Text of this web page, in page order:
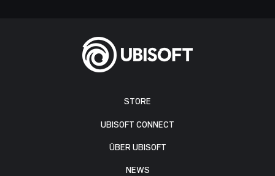
STORE
UBISOFT CONNECT
ÜBER UBISOFT
NEWS